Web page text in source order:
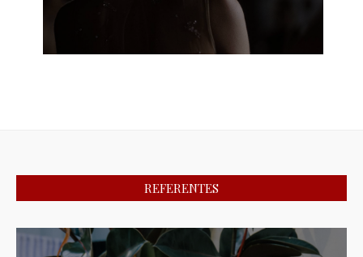
REFERENTES